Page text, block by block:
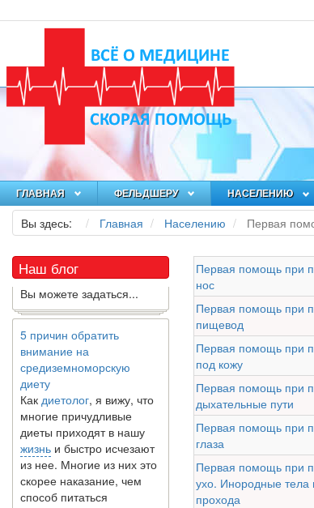
ГЛАВНАЯ ФЕЛЬДШЕРУ НАСЕЛЕНИЮ
Вы здесь: Главная Населению Первая
Наш блог
Как я заболел во время
локдауна?
Это странная ситуация:
вы соблюдали все меры
предосторожности
COVID-19 (вы почти все
время дома), но, тем не
образом простудились.
Вы можете задаться...
5 причин обратить
внимание на
средиземноморскую
диету
Какдиетолог
многие причудливые
диеты приходят в нашу
жизньи быстро исчезают
из нее. Многие из них это
скорее наказание, чем
способ питаться
правильно и влиять на...
Первая помощь при
нос
Первая помощь при
пищевод
Первая помощь при
под кожу
Первая помощь при
дыхательные пути
Первая помощь при
глаза
Первая помощь при
ухо. Инородные тела
прохода